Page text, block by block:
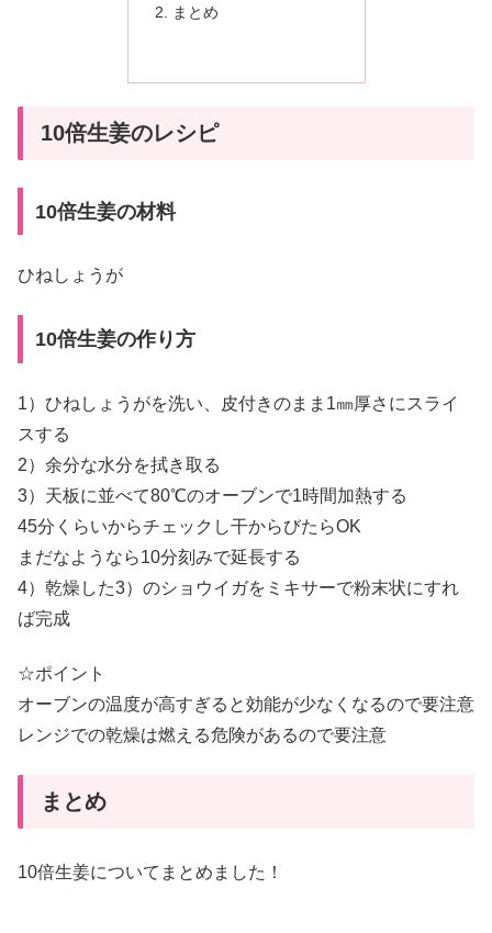
まとめ
10倍生姜のレシピ
10倍生姜の材料
ひねしょうが
10倍生姜の作り方
1）ひねしょうがを洗い、皮付きのまま1㎜厚さにスライ
スする
2）余分な水分を拭き取る
3）天板に並べて80℃のオーブンで1時間加熱する
45分くらいからチェックし干からびたらOK
まだなようなら10分刻みで延長する
4）乾燥した3）のショウイガをミキサーで粉末状にすれ
ば完成
☆ポイント
オーブンの温度が高すぎると効能が少なくなるので要注意
レンジでの乾燥は燃える危険があるので要注意
まとめ
10倍生姜についてまとめました！